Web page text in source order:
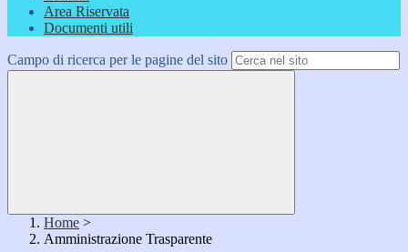
Area Riservata
Documenti utili
Campo di ricerca per le pagine del sito
Home >
Amministrazione Trasparente